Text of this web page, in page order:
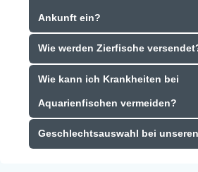
Ankunft ein?
Wie werden Zierfische
Wie kann ich Krankheiten bei
Aquarienfischen vermeiden?
Geschlechtsauswahl bei